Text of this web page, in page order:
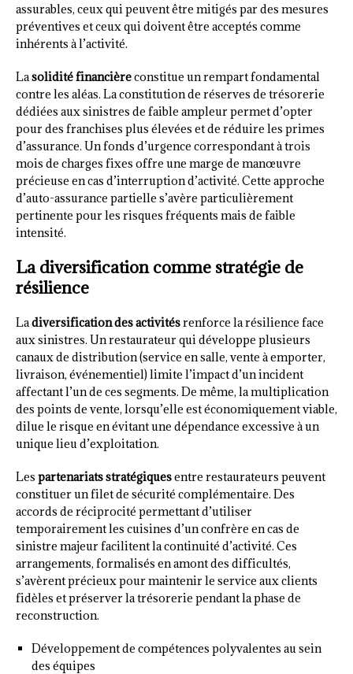
assurables, ceux qui peuvent être mitigés par des mesures
préventives et ceux qui doivent être acceptés comme
inhérents à l’activité.
Lasolidité financièreconstitue un rempart fondamental
contre les aléas. La constitution de réserves de trésorerie
dédiées aux sinistres de faible ampleur permet d’opter
pour des franchises plus élevées et de réduire les primes
d’assurance. Un fonds d’urgence correspondant à trois
mois de charges fixes offre une marge de manœuvre
précieuse en cas d’interruption d’activité. Cette approche
d’auto-assurance partielle s’avère particulièrement
pertinente pour les risques fréquents mais de faible
intensité.
La diversification comme stratégie de
résilience
Ladiversification des activitésrenforce la résilience face
aux sinistres. Un restaurateur qui développe plusieurs
canaux de distribution (service en salle, vente à emporter,
livraison, événementiel) limite l’impact d’un incident
affectant l’un de ces segments. De même, la multiplication
des points de vente, lorsqu’elle est économiquement viable,
dilue le risque en évitant une dépendance excessive à un
unique lieu d’exploitation.
Les partenariats stratégiquesentre restaurateurs peuvent
constituer un filet de sécurité complémentaire. Des
accords de réciprocité permettant d’utiliser
temporairement les cuisines d’un confrère en cas de
sinistre majeur facilitent la continuité d’activité. Ces
arrangements, formalisés en amont des difficultés,
s’avèrent précieux pour maintenir le service aux clients
fidèles et préserver la trésorerie pendant la phase de
reconstruction.
Développement de compétences polyvalentes au sein
des équipes